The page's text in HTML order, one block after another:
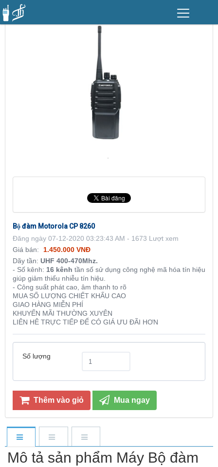
Bộ đàm Motorola CP 8260
Đăng ngày 07-12-2020 03:23:43 AM - 1673 Lượt xem
Giá bán:
1.450.000 VNĐ
Dãy tần: UHF 400-470Mhz.
- Số kênh: 16 kênh tần số sử dụng công nghệ mã hóa tín hiệu
giúp giảm thiểu nhiễu tín hiệu.
- Công suất phát cao, âm thanh to rõ
MUA SỐ LƯỢNG CHIẾT KHẤU CAO
GIAO HÀNG MIỄN PHÍ
KHUYẾN MÃI THƯỜNG XUYÊN
LIÊN HÊ TRỰC TIẾP ĐỂ CÓ GIÁ ƯU ĐÃI HƠN
Số lượng
Thêm vào giỏ Mua ngay
Mô tả sản phẩm Máy Bộ đàm